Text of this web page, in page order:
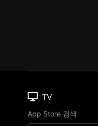
TV
App Store 검색